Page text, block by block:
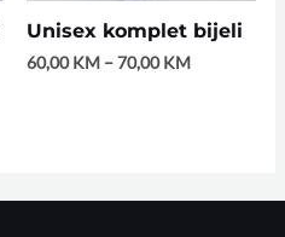
Unisex komplet bijeli
60,00KM –70,00KM